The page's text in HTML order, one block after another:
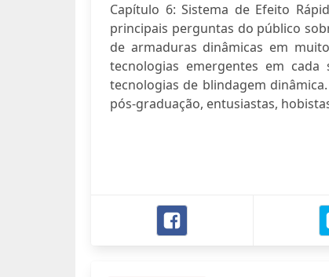
Capítulo 6: Sistema de Efeito
principais perguntas do público
de armaduras dinâmicas em
tecnologias emergentes em
tecnologias de blindagem
pós-graduação, entusiastas,